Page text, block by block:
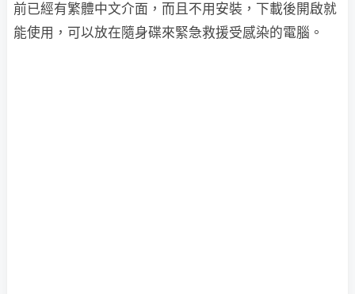
前已經有繁體中文介面，而且不用安裝，下載後開啟就
能使用，可以放在隨身碟來緊急救援受感染的電腦。